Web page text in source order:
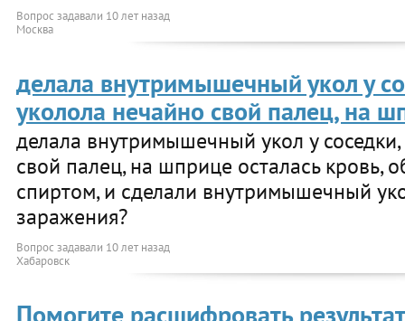
Вопрос задавали 10 лет назад
Москва
делала внутримышечный укол у
уколола нечайно свой палец, на
делала внутримышечный укол у
свой палец, на шприце осталась кровь,
спиртом, и сделали внутримышечный
заражения?
Вопрос задавали 10 лет назад
Хабаровск
Помогите расшифровать